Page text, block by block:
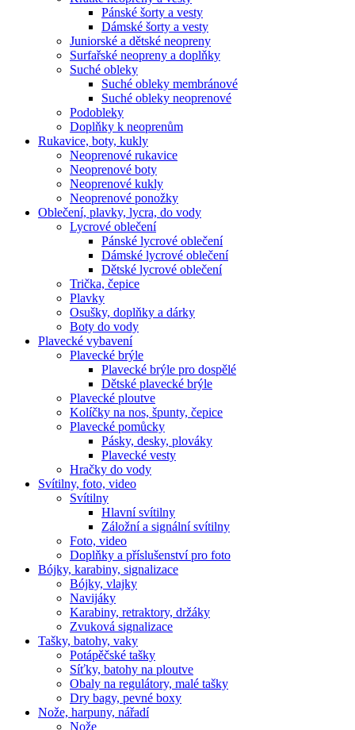
Pánské šorty a vesty
Dámské šorty a vesty
Juniorské a dětské neopreny
Surfařské neopreny a doplňky
Suché obleky
Suché obleky membránové
Suché obleky neoprenové
Podobleky
Doplňky k neoprenům
Rukavice, boty, kukly
Neoprenové rukavice
Neoprenové boty
Neoprenové kukly
Neoprenové ponožky
Oblečení, plavky, lycra, do vody
Lycrové oblečení
Pánské lycrové oblečení
Dámské lycrové oblečení
Dětské lycrové oblečení
Trička, čepice
Plavky
Osušky, doplňky a dárky
Boty do vody
Plavecké vybavení
Plavecké brýle
Plavecké brýle pro dospělé
Dětské plavecké brýle
Plavecké ploutve
Kolíčky na nos, špunty, čepice
Plavecké pomůcky
Pásky, desky, plováky
Plavecké vesty
Hračky do vody
Svítilny, foto, video
Svítilny
Hlavní svítilny
Záložní a signální svítilny
Foto, video
Doplňky a příslušenství pro foto
Bójky, karabiny, signalizace
Bójky, vlajky
Navijáky
Karabiny, retraktory, držáky
Zvuková signalizace
Tašky, batohy, vaky
Potápěčské tašky
Síťky, batohy na ploutve
Obaly na regulátory, malé tašky
Dry bagy, pevné boxy
Nože, harpuny, nářadí
Nože